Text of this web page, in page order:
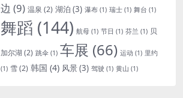
边 (9) 温泉 (2) 湖泊 (3) 瀑布 (1) 瑞士 (1) 舞台 (1)
舞蹈 (144) 航母 (1) 节日 (1) 芬兰 (1) 贝
加尔湖 (2) 跳伞 (1) 车展 (66) 运动 (1) 里约
(1) 雪(2) 韩国 (4) 风景(3) 驾驶 (1) 黄山 (1)